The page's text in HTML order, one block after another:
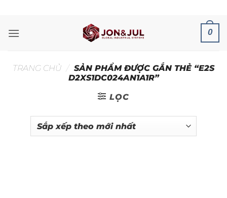
nội
0
TRANG CHỦ / SẢN PHẨM ĐƯỢC GẮN THẺ “E2S
D2XS1DC024AN1A1R”
LỌC